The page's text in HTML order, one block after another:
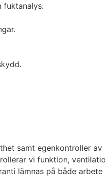
fuktanalys.
samt egenkontroller
vi funktion,
lämnas på både